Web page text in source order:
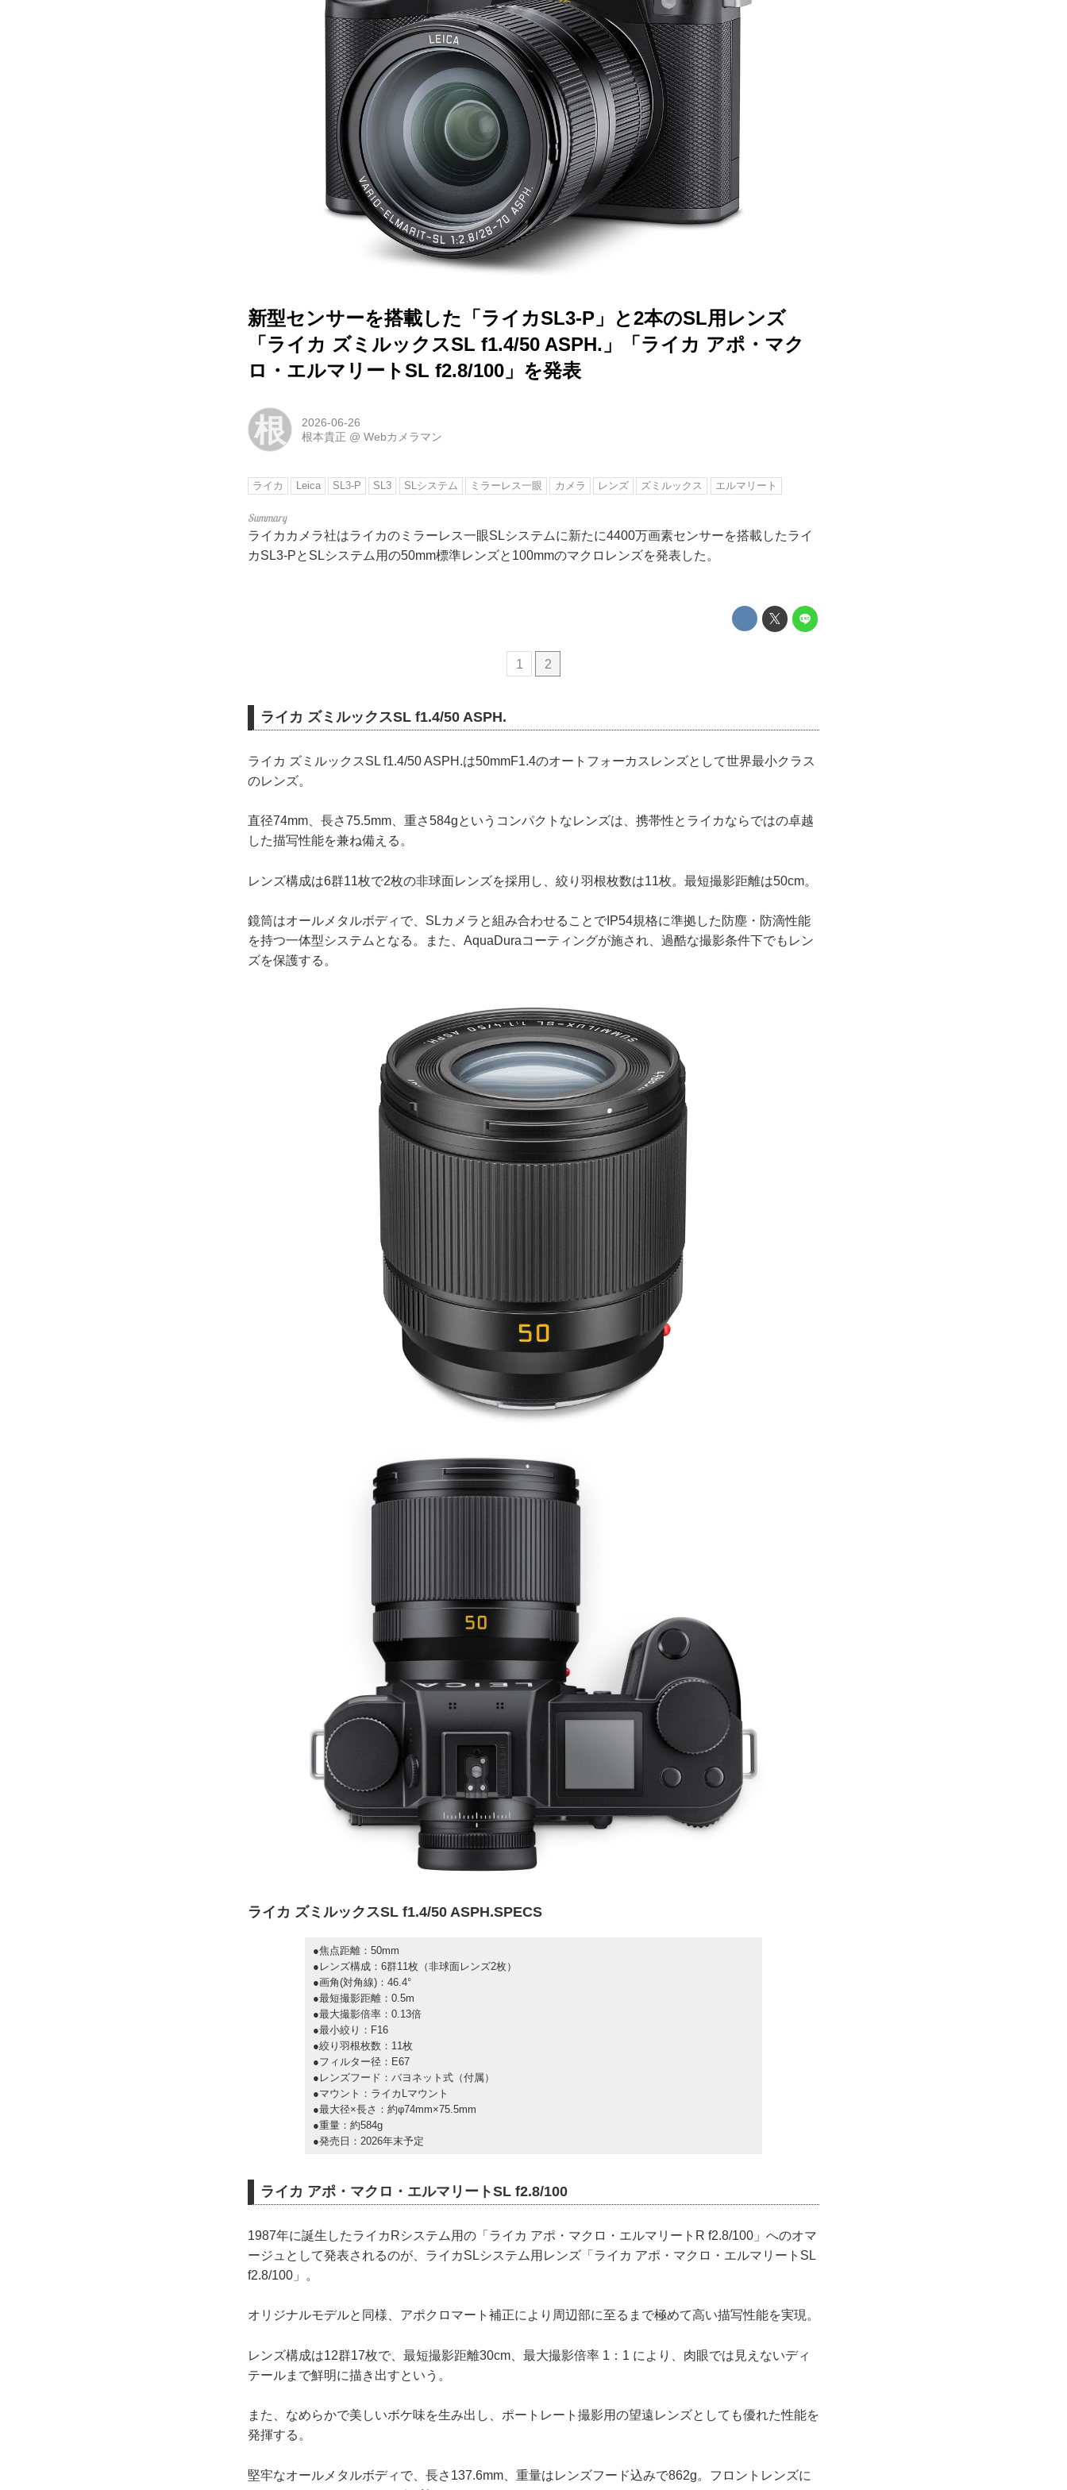
新型センサーを搭載した「ライカSL3-P」と2本のSL用レンズ
「ライカ ズミルックスSL f1.4/50 ASPH.」「ライカ アポ・マク
ロ・エルマリートSL f2.8/100」を発表
根
2026-06-26
根本貴正 @Webカメラマン
ライカ Leica SL3-P SL3 SLシステム ミラーレス一眼 カメラ レンズ ズミルックス エルマリート
ライカカメラ社はライカのミラーレス一眼SLシステムに新たに4400万画素センサーを搭載したライ
カSL3-PとSLシステム用の50mm標準レンズと100mmのマクロレンズを発表した。
1 2
ライカ ズミルックスSL f1.4/50 ASPH.
ライカ ズミルックスSL f1.4/50 ASPH.は50mmF1.4のオートフォーカスレンズとして世界最小クラス
のレンズ。
直径74mm、長さ75.5mm、重さ584gというコンパクトなレンズは、携帯性とライカならではの卓越
した描写性能を兼ね備える。
レンズ構成は6群11枚で2枚の非球面レンズを採用し、絞り羽根枚数は11枚。最短撮影距離は50cm。
鏡筒はオールメタルボディで、SLカメラと組み合わせることでIP54規格に準拠した防塵・防滴性能
を持つ一体型システムとなる。また、AquaDuraコーティングが施され、過酷な撮影条件下でもレン
ズを保護する。
ライカ ズミルックスSL f1.4/50 ASPH.SPECS
●焦点距離：50mm
●レンズ構成：6群11枚（非球面レンズ2枚）
●画角(対角線)：46.4°
●最短撮影距離：0.5m
●最大撮影倍率：0.13倍
●最小絞り：F16
●絞り羽根枚数：11枚
●フィルター径：E67
●レンズフード：バヨネット式（付属）
●マウント：ライカLマウント
●最大径×長さ：約φ74mm×75.5mm
●重量：約584g
●発売日：2026年末予定
ライカ アポ・マクロ・エルマリートSL f2.8/100
1987年に誕生したライカRシステム用の「ライカ アポ・マクロ・エルマリートR f2.8/100」へのオマ
ージュとして発表されるのが、ライカSLシステム用レンズ「ライカ アポ・マクロ・エルマリートSL
f2.8/100」。
オリジナルモデルと同様、アポクロマート補正により周辺部に至るまで極めて高い描写性能を実現。
レンズ構成は12群17枚で、最短撮影距離30cm、最大撮影倍率 1：1 により、肉眼では見えないディ
テールまで鮮明に描き出すという。
また、なめらかで美しいボケ味を生み出し、ポートレート撮影用の望遠レンズとしても優れた性能を
発揮する。
堅牢なオールメタルボディで、長さ137.6mm、重量はレンズフード込みで862g。フロントレンズに